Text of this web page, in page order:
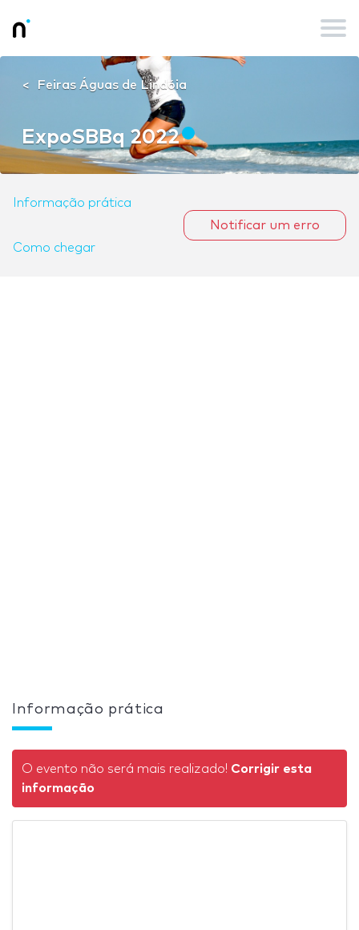
Feiras Águas de Lindóia
ExpoSBBq 2022
Informação prática
Como chegar
Notificar um erro
Informação prática
O evento não será mais realizado! Corrigir esta
informação